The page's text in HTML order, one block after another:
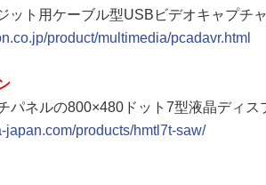
ット用ケーブル型USBビデオキャプチ
product/multimedia/pcadavr.html
パネルの800×480ドット7型液晶ディス
japan.com/products/hmtl7t-saw/